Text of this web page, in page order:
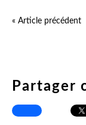
« Article précédent
Partager